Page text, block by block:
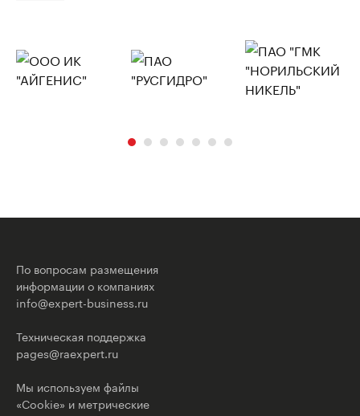
По вопросам размещения
информации о компаниях
info@expert-business.ru
Техническая поддержка
pages@raexpert.ru
Мы используем файлы
«Cookie» и метрические